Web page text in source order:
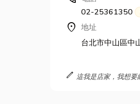
02-25361350
location_on 地址
台北市中山區中
edit 這我是店家，我想要